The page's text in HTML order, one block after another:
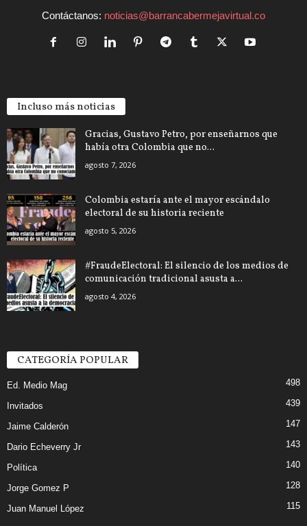
Contáctanos: noticias@barrancabermejavirtual.co
Incluso más noticias
Gracias, Gustavo Petro, por enseñarnos que
había otra Colombia que no...
agosto 7, 2026
Colombia estaría ante el mayor escándalo
electoral de su historia reciente
agosto 5, 2026
#FraudeElectoral: El silencio de los medios de
comunicación tradicional asusta a...
agosto 4, 2026
CATEGORÍA POPULAR
Ed. Medio Mag 498
Invitados 439
Jaime Calderón 147
Dario Echeverry Jr 143
Política 140
Jorge Gomez P 128
Juan Manuel López 115